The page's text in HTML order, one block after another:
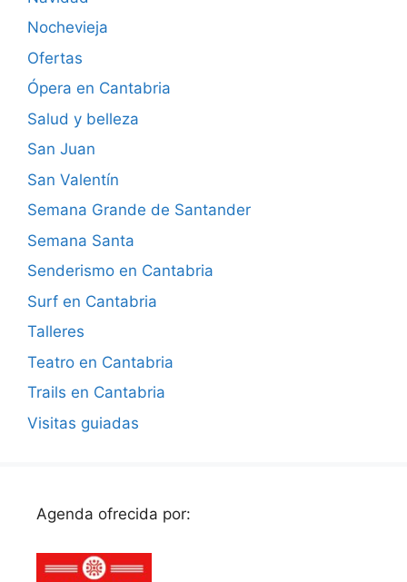
Nochevieja
Ofertas
Ópera en Cantabria
Salud y belleza
San Juan
San Valentín
Semana Grande de Santander
Semana Santa
Senderismo en Cantabria
Surf en Cantabria
Talleres
Teatro en Cantabria
Trails en Cantabria
Visitas guiadas
Agenda ofrecida por: